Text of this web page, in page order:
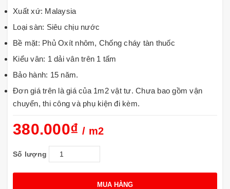
Xuất xứ: Malaysia
Loại sàn: Siêu chịu nước
Bề mặt: Phủ Oxít nhôm, Chống cháy tàn thuốc
Kiểu vân: 1 dải vân trên 1 tấm
Bảo hành: 15 năm.
Đơn giá trên là giá của 1m2 vật tư. Chưa bao gồm vận
chuyển, thi công và phụ kiện đi kèm.
380.000₫/ m2
Số lượng
MUA HÀNG